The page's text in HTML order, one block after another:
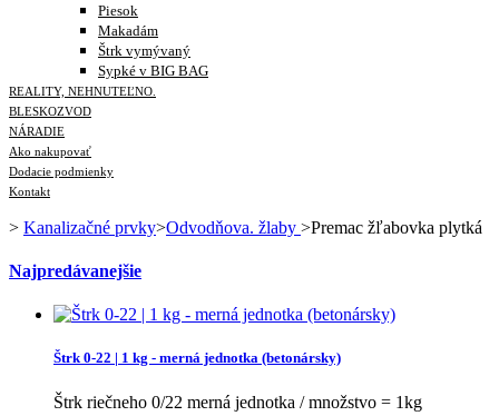
Piesok
Makadám
Štrk vymývaný
Sypké v BIG BAG
REALITY, NEHNUTEĽNO.
BLESKOZVOD
NÁRADIE
Ako nakupovať
Dodacie podmienky
Kontakt
> Kanalizačné prvky>Odvodňova. žlaby >Premac žľabovka plytká
Najpredávanejšie
Štrk 0-22 | 1 kg - merná jednotka (betonársky)
Štrk riečneho 0/22 merná jednotka / množstvo = 1kg